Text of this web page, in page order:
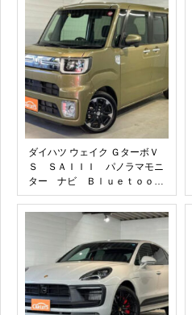
ダイハツ ウェイク ＧターボＶ
Ｓ ＳＡＩＩＩ パノラマモニ
ター ナビ Ｂｌｕｅｔｏｏｔ
ｈ ＥＴＣ 両側電動スライ
ド 純正１５インチアルミホイ
ール オートハイビーム ロー
ルサンシェード 革巻きステア
リング オートエアコン キー
フリー